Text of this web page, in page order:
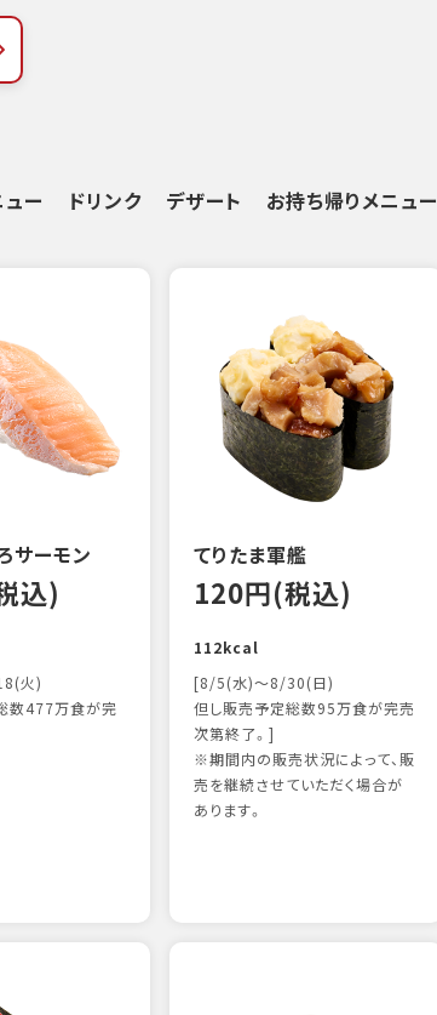
ー ドリンク デザート お持ち帰りメニュー
サーモン
込)
火)
数477万食が完
てりたま軍艦
120円(税込)
112kcal
[8/5(水)～8/30(日)
但し販売予定総数95万食が完売
次第終了。]
※期間内の販売状況によって、販
売を継続させていただく場合が
あります。